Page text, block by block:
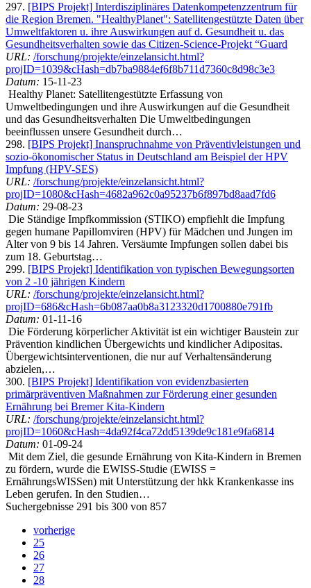
297. [BIPS Projekt] Interdisziplinäres Datenkompetenzzentrum für
die Region Bremen. "HealthyPlanet": Satellitengestützte Daten über
Umweltfaktoren u. ihre Auswirkungen auf d. Gesundheit u. das
Gesundheitsverhalten sowie das Citizen-Science-Projekt “Guard
URL: /forschung/projekte/einzelansicht.html?
projID=1039&cHash=db7ba9884ef6f8b711d7360c8d98c3e3
Datum: 15-11-23
Healthy Planet: Satellitengestützte Erfassung von
Umweltbedingungen und ihre Auswirkungen auf die Gesundheit
und das Gesundheitsverhalten Die Umweltbedingungen
beeinflussen unsere Gesundheit durch…
298. [BIPS Projekt] Inanspruchnahme von Präventivleistungen und
sozio-ökonomischer Status in Deutschland am Beispiel der HPV
Impfung (HPV-SES)
URL: /forschung/projekte/einzelansicht.html?
projID=1080&cHash=4682a962c0a95237b6f897bd8aad7fd6
Datum: 29-08-23
Die Ständige Impfkommission (STIKO) empfiehlt die Impfung
gegen humane Papillomviren (HPV) für Mädchen und Jungen im
Alter von 9 bis 14 Jahren. Versäumte Impfungen sollen dabei bis
zum 18. Geburtstag…
299. [BIPS Projekt] Identifikation von typischen Bewegungsorten
von 2 -10 jährigen Kindern
URL: /forschung/projekte/einzelansicht.html?
projID=686&cHash=6b087aa0b8a3123320d1700880e791fb
Datum: 01-11-16
Die Förderung körperlicher Aktivität ist ein wichtiger Baustein zur
Prävention kindlichen Übergewichts und kindlicher Adipositas.
Übergewichtsinterventionen, die nur auf Verhaltensänderung
abzielen,…
300. [BIPS Projekt] Identifikation von evidenzbasierten
primärpräventiven Maßnahmen zur Förderung einer gesunden
Ernährung bei Bremer Kita-Kindern
URL: /forschung/projekte/einzelansicht.html?
projID=1060&cHash=4da92f4ca72dd5139de9c181e9fa6814
Datum: 01-09-24
Mit dem Ziel, die gesunde Ernährung von Kita-Kindern in Bremen
zu fördern, wurde die EWISS-Studie (EWISS =
ErnährungsWISSen) mit Unterstützung der hkk Krankenkasse ins
Leben gerufen. In den Studien…
Suchergebnisse 291 bis 300 von 857
vorherige
25
26
27
28